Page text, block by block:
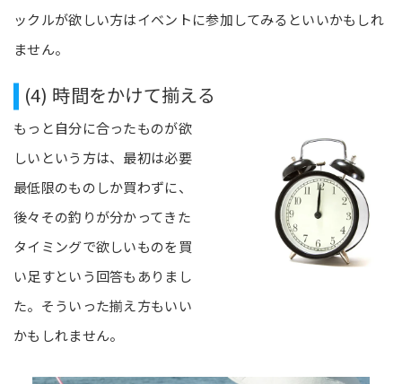
ックルが欲しい方はイベントに参加してみるといいかもしれ
ません。
(4) 時間をかけて揃える
もっと自分に合ったものが欲
しいという方は、最初は必要
最低限のものしか買わずに、
後々その釣りが分かってきた
タイミングで欲しいものを買
い足すという回答もありまし
た。そういった揃え方もいい
かもしれません。